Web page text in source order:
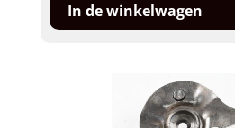
In de winkelwagen